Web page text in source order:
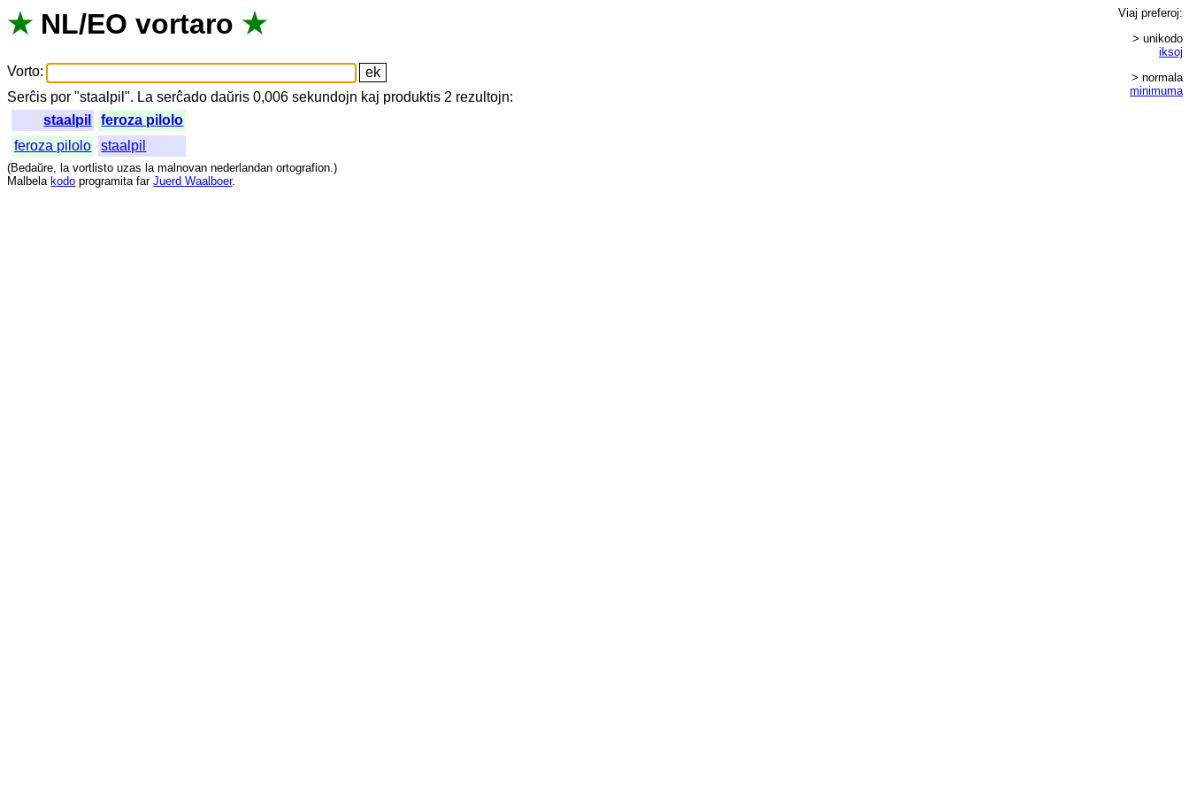
★ NL/EO vortaro ★
Vorto:
Serĉis por "staalpil". La serĉado daŭris 0,006sekundojn kaj produktis 2 rezultojn:
staalpil
feroza pilolo
feroza pilolo
staalpil
Viaj preferoj:
> unikodo
iksoj
> normala
minimuma
(Bedaŭre, la vortlisto uzas la malnovan nederlandan ortografion.)
Malbela kodo programita far Juerd Waalboer.